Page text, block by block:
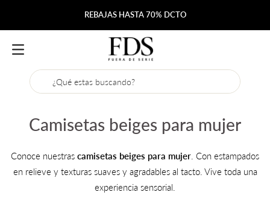
REBAJAS HASTA 70% DCTO
¿Qué estas buscando?
Camisetas beiges para mujer
Conoce nuestras camisetas beiges para mujer . Con estampados
en relieve y texturas suaves y agradables al tacto. Vive toda una
experiencia sensorial.